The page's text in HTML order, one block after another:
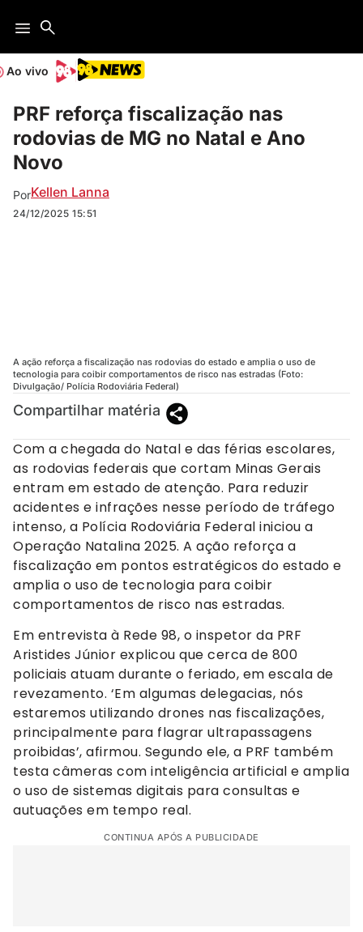
Ao vivo
PRF reforça fiscalização nas
rodovias de MG no Natal e Ano
Novo
PorKellen Lanna
24/12/2025 15:51
A ação reforça a fiscalização nas rodovias do estado e amplia o uso de
tecnologia para coibir comportamentos de risco nas estradas (Foto:
Divulgação/ Polícia Rodoviária Federal)
Compartilhar matéria
Com a chegada do Natal e das férias escolares,
as rodovias federais que cortam Minas Gerais
entram em estado de atenção. Para reduzir
acidentes e infrações nesse período de tráfego
intenso, a Polícia Rodoviária Federal iniciou a
Operação Natalina 2025. A ação reforça a
fiscalização em pontos estratégicos do estado e
amplia o uso de tecnologia para coibir
comportamentos de risco nas estradas.
Em entrevista à Rede 98, o inspetor da PRF
Aristides Júnior explicou que cerca de 800
policiais atuam durante o feriado, em escala de
revezamento. ‘Em algumas delegacias, nós
estaremos utilizando drones nas fiscalizações,
principalmente para flagrar ultrapassagens
proibidas’, afirmou. Segundo ele, a PRF também
testa câmeras com inteligência artificial e amplia
o uso de sistemas digitais para consultas e
autuações em tempo real.
CONTINUA APÓS A PUBLICIDADE